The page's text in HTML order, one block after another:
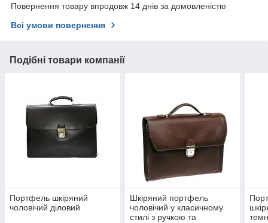
Повернення товару впродовж 14 днів за домовленістю
Всі умови повернення
Подібні товари компанії
Портфель шкіряний
чоловічий діловий
Шкіряний портфель
чоловічий у класичному
стилі з ручкою та